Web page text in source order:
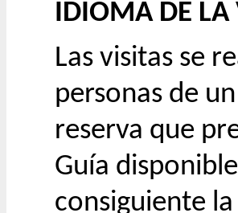
IDIOMA DE LA
Las visitas se
personas de
reserva que
Guía
consiguiente